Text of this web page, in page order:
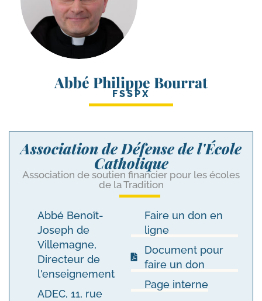
Abbé Philippe Bourrat
FSSPX
Association de Défense de l'École
Catholique
Association de soutien financier pour les écoles
de la Tradition
Abbé Benoît-
Joseph de
Villemagne,
Directeur de
l'enseignement
ADEC, 11, rue
Faire un don en
ligne
Document pour
faire un don
Page interne